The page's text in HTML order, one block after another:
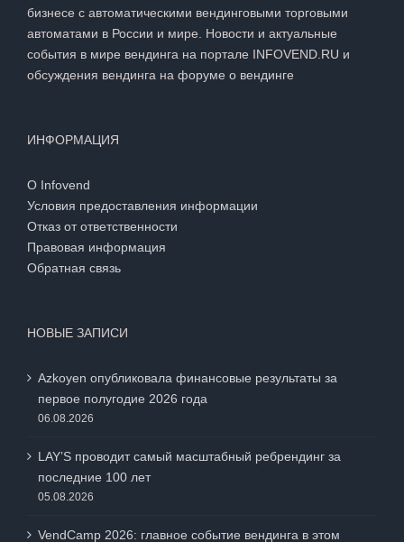
бизнесе с автоматическими вендинговыми торговыми
автоматами в России и мире. Новости и актуальные
события в мире вендинга на портале INFOVEND.RU и
обсуждения вендинга на форуме о вендинге
ИНФОРМАЦИЯ
О Infovend
Условия предоставления информации
Отказ от ответственности
Правовая информация
Обратная связь
НОВЫЕ ЗАПИСИ
Azkoyen опубликовала финансовые результаты за
первое полугодие 2026 года
06.08.2026
LAY’S проводит самый масштабный ребрендинг за
последние 100 лет
05.08.2026
VendCamp 2026: главное событие вендинга в этом